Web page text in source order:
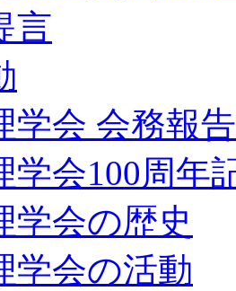
言
学会 会務報
学会100周年
学会の歴史
学会の活動